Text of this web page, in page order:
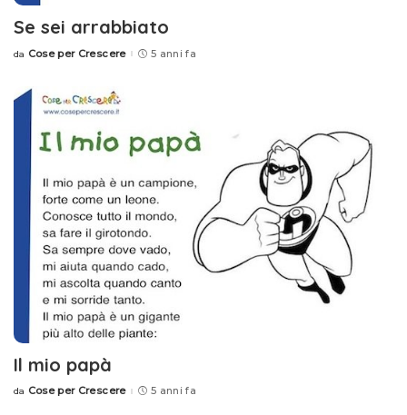
Se sei arrabbiato
Posted
da Cose per Crescere 5 anni fa
Il mio papà
Posted
da Cose per Crescere 5 anni fa